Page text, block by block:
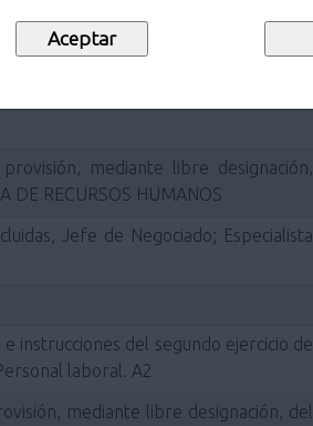
de Selección relativo al proceso
a de Policía Municipal
cobertura de 3 plazas de
mediante libre designación,
DE RECURSOS HUMANOS
Jefe de Negociado; Especialista
instrucciones del segundo ejercicio de
laboral. A2
mediante libre designación, del